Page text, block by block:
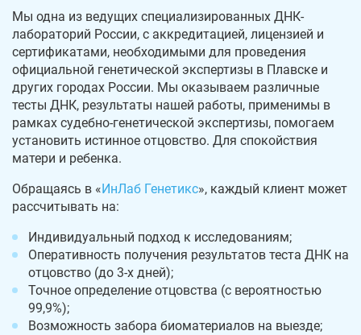
Мы одна из ведущих специализированных ДНК-
лабораторий России, с аккредитацией, лицензией и
сертификатами, необходимыми для проведения
официальной генетической экспертизы в Плавске и
других городах России. Мы оказываем различные
тесты ДНК, результаты нашей работы, применимы в
рамках судебно-генетической экспертизы, помогаем
установить истинное отцовство. Для спокойствия
матери и ребенка.
Обращаясь в « ИнЛаб Генетикс», каждый клиент может
рассчитывать на:
Индивидуальный подход к исследованиям;
Оперативность получения результатов теста ДНК на
отцовство (до 3-х дней);
Точное определение отцовства (с вероятностью
99,9%);
Возможность забора биоматериалов на выезде;